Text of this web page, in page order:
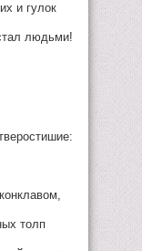
и гулок
людьми!
толп